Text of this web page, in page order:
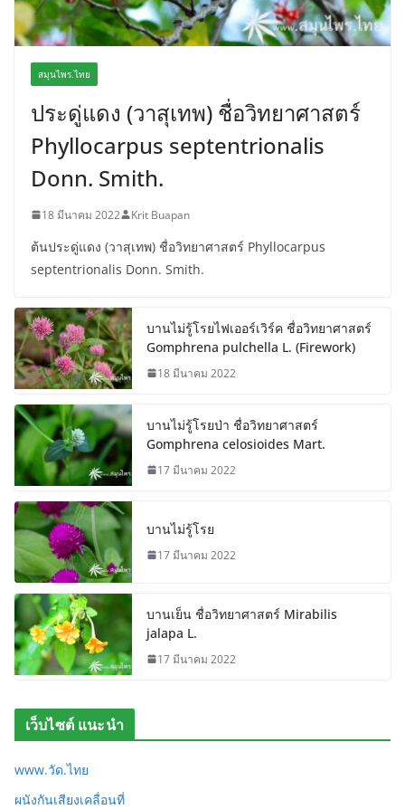
สมุนไพร.ไทย
ประดู่แดง (วาสุเทพ) ชื่อวิทยาศาสตร์
Phyllocarpus septentrionalis
Donn. Smith.
18 มีนาคม 2022 Krit Buapan
ต้นประดู่แดง (วาสุเทพ) ชื่อวิทยาศาสตร์ Phyllocarpus
septentrionalis Donn. Smith.
บานไม่รู้โรยไฟเออร์เวิร์ค ชื่อวิทยาศาสตร์
Gomphrena pulchella L. (Firework)
18 มีนาคม 2022
บานไม่รู้โรยป่า ชื่อวิทยาศาสตร์
Gomphrena celosioides Mart.
17 มีนาคม 2022
บานไม่รู้โรย
17 มีนาคม 2022
บานเย็น ชื่อวิทยาศาสตร์ Mirabilis
jalapa L.
17 มีนาคม 2022
เว็บไซต์ แนะนำ
www.วัด.ไทย
ผนังกันเสียงเคลื่อนที่